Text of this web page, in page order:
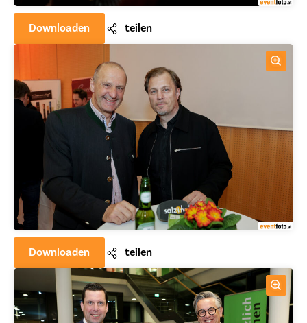
Downloaden teilen
Downloaden teilen